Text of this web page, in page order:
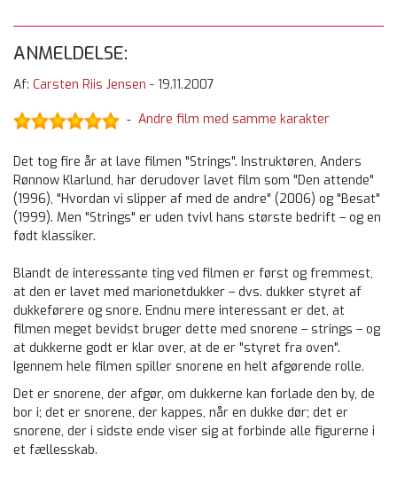
ANMELDELSE:
Af: Carsten Riis Jensen - 19.11.2007
- Andre film med samme karakter
Det tog fire år at lave filmen "Strings". Instruktøren, Anders
Rønnow Klarlund, har derudover lavet film som "Den attende"
(1996), "Hvordan vi slipper af med de andre" (2006) og "Besat"
(1999). Men "Strings" er uden tvivl hans største bedrift – og en
født klassiker.
Blandt de interessante ting ved filmen er først og fremmest,
at den er lavet med marionetdukker – dvs. dukker styret af
dukkeførere og snore. Endnu mere interessant er det, at
filmen meget bevidst bruger dette med snorene – strings – og
at dukkerne godt er klar over, at de er "styret fra oven".
Igennem hele filmen spiller snorene en helt afgørende rolle.
Det er snorene, der afgør, om dukkerne kan forlade den by, de
bor i; det er snorene, der kappes, når en dukke dør; det er
snorene, der i sidste ende viser sig at forbinde alle figurerne i
et fællesskab.